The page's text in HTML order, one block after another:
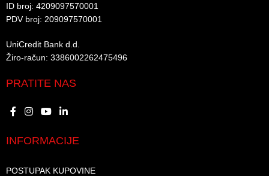
ID broj: 4209097570001​
PDV broj: 209097570001 ​
UniCredit Bank d.d.​
Žiro-račun: 3386002262475496​​
PRATITE NAS
INFORMACIJE
POSTUPAK KUPOVINE